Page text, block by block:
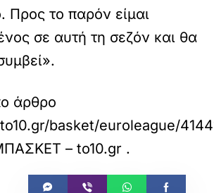
Προς το παρόν είμαι
σε αυτή τη σεζόν και θα
άρθρο
basket/euroleague/
– to10.gr .